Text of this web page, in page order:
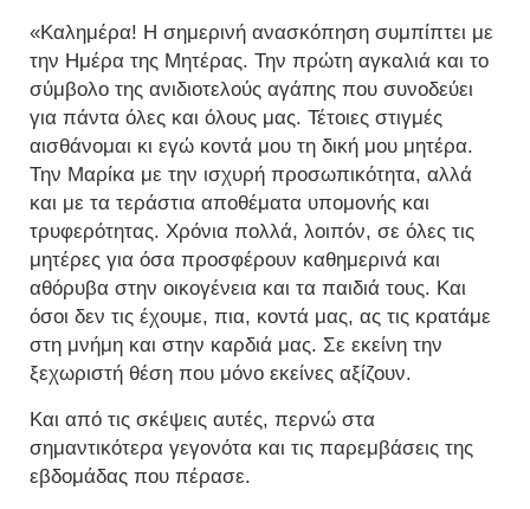
«Καλημέρα! Η σημερινή ανασκόπηση συμπίπτει με
την Ημέρα της Μητέρας. Την πρώτη αγκαλιά και το
σύμβολο της ανιδιοτελούς αγάπης που συνοδεύει
για πάντα όλες και όλους μας. Τέτοιες στιγμές
αισθάνομαι κι εγώ κοντά μου τη δική μου μητέρα.
Την Μαρίκα με την ισχυρή προσωπικότητα, αλλά
και με τα τεράστια αποθέματα υπομονής και
τρυφερότητας. Χρόνια πολλά, λοιπόν, σε όλες τις
μητέρες για όσα προσφέρουν καθημερινά και
αθόρυβα στην οικογένεια και τα παιδιά τους. Και
όσοι δεν τις έχουμε, πια, κοντά μας, ας τις κρατάμε
στη μνήμη και στην καρδιά μας. Σε εκείνη την
ξεχωριστή θέση που μόνο εκείνες αξίζουν.
Και από τις σκέψεις αυτές, περνώ στα
σημαντικότερα γεγονότα και τις παρεμβάσεις της
εβδομάδας που πέρασε.